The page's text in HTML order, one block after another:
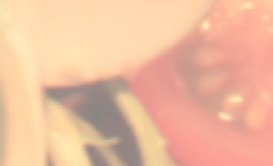
in een nieuw venster))